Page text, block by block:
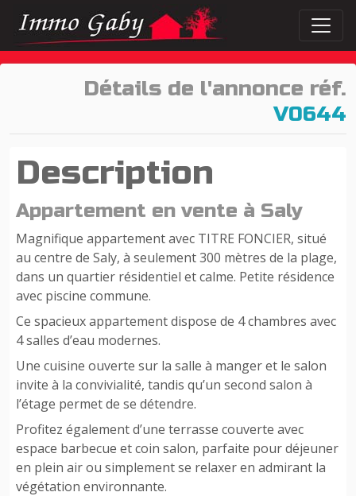
Détails de l'annonce réf.
V0644
Description
Appartement en vente à Saly
Magnifique appartement avec TITRE FONCIER, situé
au centre de Saly, à seulement 300 mètres de la plage,
dans un quartier résidentiel et calme. Petite résidence
avec piscine commune.
Ce spacieux appartement dispose de 4 chambres avec
4 salles d’eau modernes.
Une cuisine ouverte sur la salle à manger et le salon
invite à la convivialité, tandis qu’un second salon à
l’étage permet de se détendre.
Profitez également d’une terrasse couverte avec
espace barbecue et coin salon, parfaite pour déjeuner
en plein air ou simplement se relaxer en admirant la
végétation environnante.